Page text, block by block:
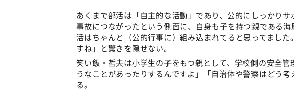
あくまで部活は「自主的な活動」であり、公的にしっかり
事故につながったという側面に、自身も子を持つ親である
活はちゃんと（公的行事に）組み込まれてると思ってまし
すね」と驚きを隠せない。
笑い飯・哲夫は小学生の子をもつ親として、学校側の安全
うなことがあったりするんですよ」「自治体や警察はどう
る。